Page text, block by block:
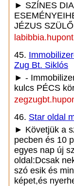
► SZÍNES
JÉZUS
45.
Zug Bt. Siklós
► -
kulcs PÉCS
46. Star oldal
► Követjük a
pecben és 10
egyes nap új
oldal:Dcsak
szó esik és
képet,és